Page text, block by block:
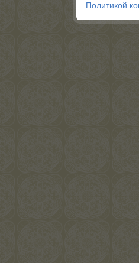
Политикой